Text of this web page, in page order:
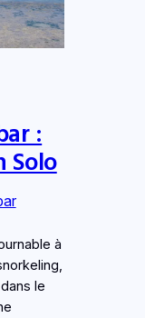
:
Solo
à
le